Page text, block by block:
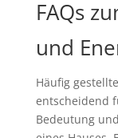
FAQs
und
Häufig
entscheidend
Bedeutung